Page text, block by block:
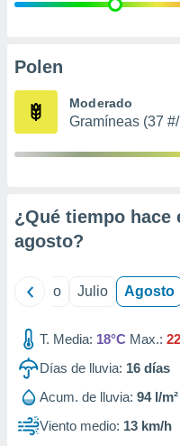
e
publicidad
Polen
Moderado
Gramíneas (37 #/
¿Qué tiempo hace
agosto?
Junio Julio Agosto
T. Media: 18°C Max.:
Días de lluvia: 16 días
Acum. de lluvia: 94 l/m²
Viento medio: 13 km/h